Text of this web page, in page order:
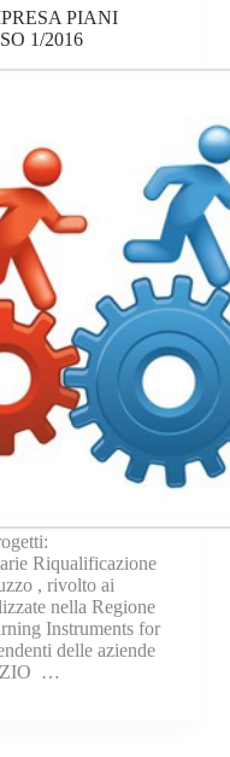
PIANI
1/2016
Riqualificazione
, rivolto ai
nella Regione
Instruments for
delle aziende
…